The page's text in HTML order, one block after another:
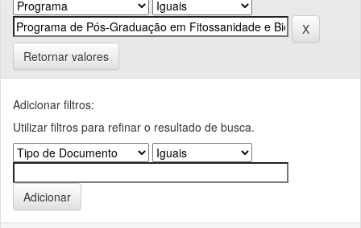
Retornar valores
Adicionar filtros:
Utilizar filtros para refinar o resultado de busca.